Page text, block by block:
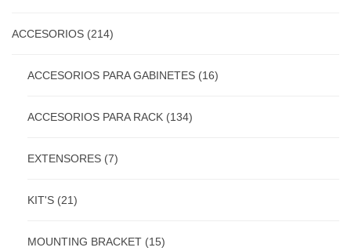
ACCESORIOS (214)
ACCESORIOS PARA GABINETES (16)
ACCESORIOS PARA RACK (134)
EXTENSORES (7)
KIT'S (21)
MOUNTING BRACKET (15)